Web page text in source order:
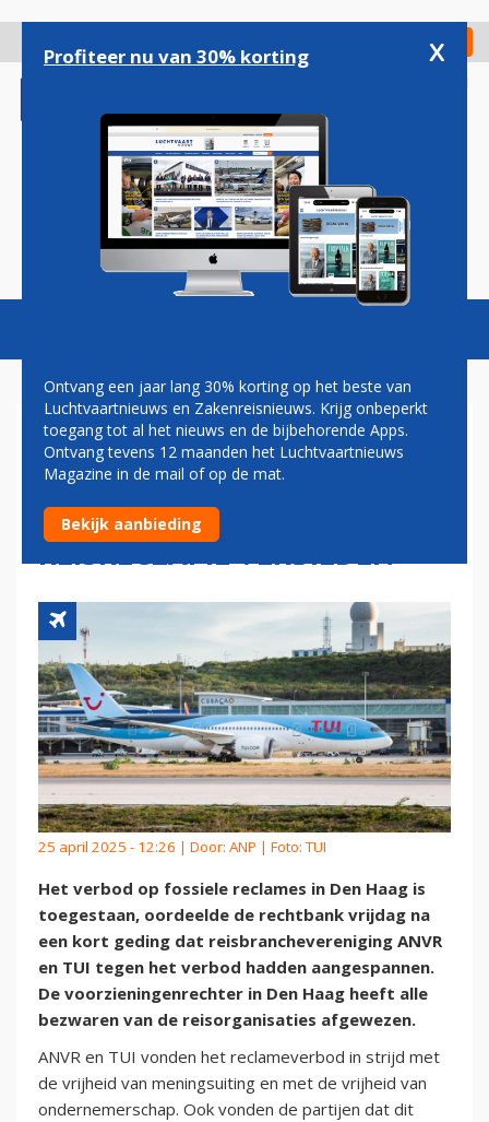
gaan
Check in
Magazine Podcasts Vacatures
ANVR EN TUI VERLIEZEN
RECHTSZAAK: GEMEENTE
DEN HAAG MAG
REISRECLAME VERBIEDEN
25 april 2025 - 12:26 | Door: ANP | Foto: TUI
Het verbod op fossiele reclames in Den Haag is
toegestaan, oordeelde de rechtbank vrijdag na
een kort geding dat reisbranchevereniging ANVR
en TUI tegen het verbod hadden aangespannen.
De voorzieningenrechter in Den Haag heeft alle
bezwaren van de reisorganisaties afgewezen.
ANVR en TUI vonden het reclameverbod in strijd met
de vrijheid van meningsuiting en met de vrijheid van
ondernemerschap. Ook vonden de partijen dat dit
Profiteer nu van 30% korting x
Ontvang een jaar lang 30% korting op het beste van
Luchtvaartnieuws en Zakenreisnieuws. Krijg onbeperkt
toegang tot al het nieuws en de bijbehorende Apps.
Ontvang tevens 12 maanden het Luchtvaartnieuws
Magazine in de mail of op de mat.
Bekijk aanbieding